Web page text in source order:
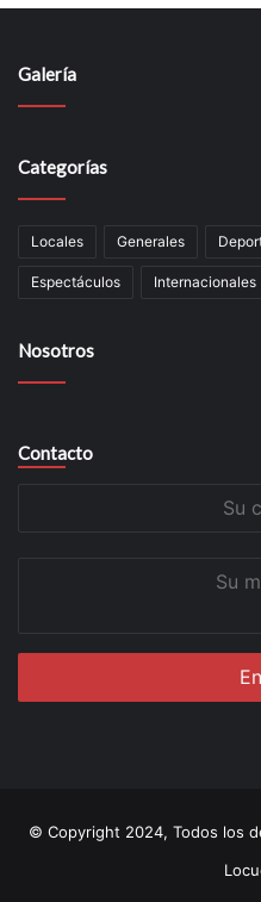
Galería
Categorías
Locales Generales
Espectáculos Internacionales
Nosotros
Contacto
© Copyright 2024, Todos los